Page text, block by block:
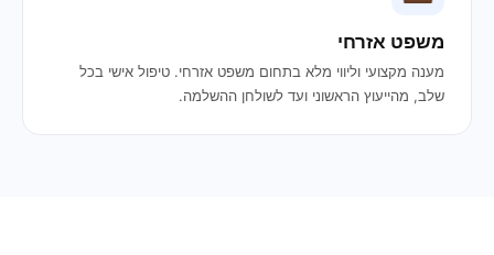
משפט אזרחי
מענה מקצועי וליווי מלא בתחום משפט אזרחי. טיפול אישי בכל
שלב, מהייעוץ הראשוני ועד לשולחן ההשלמה.